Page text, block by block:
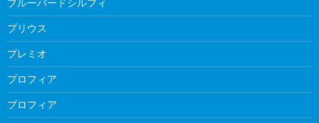
プリウス
プレミオ
プロフィア
プロフィア